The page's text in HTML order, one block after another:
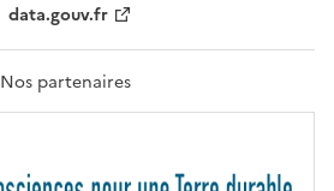
F
A
T
R
T
data.gouv.fr
Nos partenaires